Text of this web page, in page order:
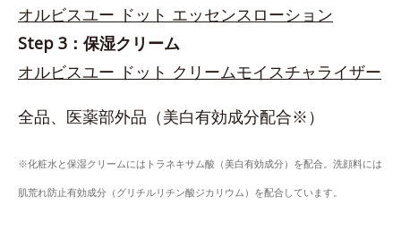
オルビスユー ドット エッセンスローション
Step 3：保湿クリーム
オルビスユー ドット クリームモイスチャライザー
全品、医薬部外品（美白有効成分配合※）
※化粧水と保湿クリームにはトラネキサム酸（美白有効成分）を配合。洗顔料には
肌荒れ防止有効成分（グリチルリチン酸ジカリウム）を配合しています。